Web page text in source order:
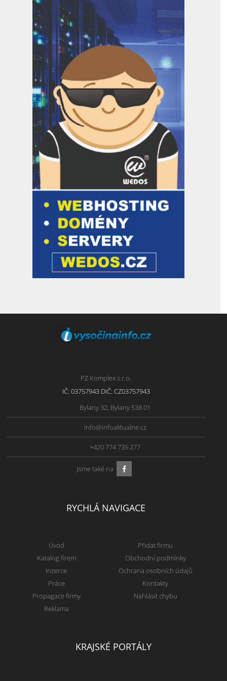
PZ Komplex s.r.o.
IČ: 03757943 DIČ: CZ03757943
Bylany 32, Bylany 538 01
info@infoaktualne.cz
+420 774 735 277
Jsme také na
RYCHLÁ NAVIGACE
Úvod
Katalog firem
Inzerce
Práce
Propagace firmy
Reklama
Přidat firmu
Obchodní podmínky
Ochrana osobních údajů
Kontakty
Nahlásit chybu
KRAJSKÉ PORTÁLY